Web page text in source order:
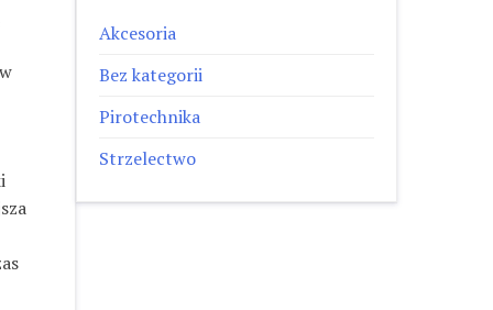
Akcesoria
Bez kategorii
Pirotechnika
Strzelectwo